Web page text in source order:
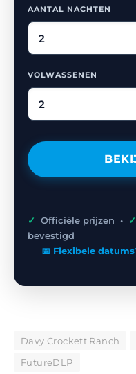
AANTAL NACHTEN
VOLWASSENEN
✓ Officiële prijzen • ✓
bevestigd
📅 Flexibele
Davy Crockett Ranch
FutureDLP